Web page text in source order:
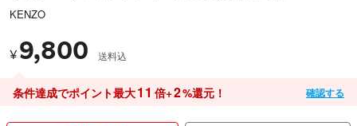
KENZO
¥ 9,800 送料込
条件達成でポイント最大11 倍+2%還元！ 確認する